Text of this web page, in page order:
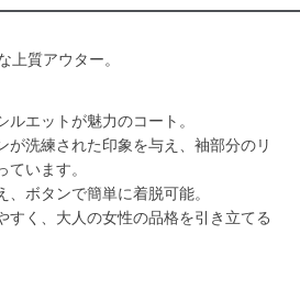
上質アウター。
エットが魅力のコート。
が洗練された印象を与え、袖部分のリ
います。
ボタンで簡単に着脱可能。
すく、大人の女性の品格を引き立てる